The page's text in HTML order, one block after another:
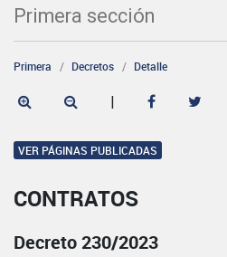
Primera sección
Primera Decretos Detalle
|
VER PÁGINAS PUBLICADAS
CONTRATOS
Decreto 230/2023